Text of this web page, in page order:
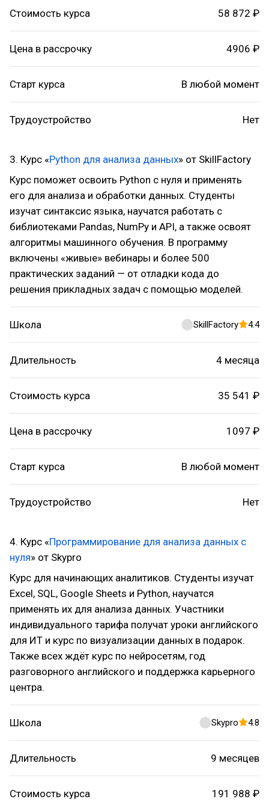
Стоимость курса 58 872 ₽
Цена в рассрочку 4906 ₽
Старт курса В любой момент
Трудоустройство Нет
3. Курс «Python для анализа данных» от SkillFactory
Курс поможет освоить Python с нуля и применять
его для анализа и обработки данных. Студенты
изучат синтаксис языка, научатся работать с
библиотеками Pandas, NumPy и API, а также освоят
алгоритмы машинного обучения. В программу
включены «живые» вебинары и более 500
практических заданий — от отладки кода до
решения прикладных задач с помощью моделей.
Школа SkillFactory 4.4
Длительность 4 месяца
Стоимость курса 35 541 ₽
Цена в рассрочку 1097 ₽
Старт курса В любой момент
Трудоустройство Нет
4. Курс «Программирование для анализа данных с
нуля» от Skypro
Курс для начинающих аналитиков. Студенты изучат
Excel, SQL, Google Sheets и Python, научатся
применять их для анализа данных. Участники
индивидуального тарифа получат уроки английского
для ИТ и курс по визуализации данных в подарок.
Также всех ждёт курс по нейросетям, год
разговорного английского и поддержка карьерного
центра.
Школа Skypro 4.8
Длительность 9 месяцев
Стоимость курса 191 988 ₽